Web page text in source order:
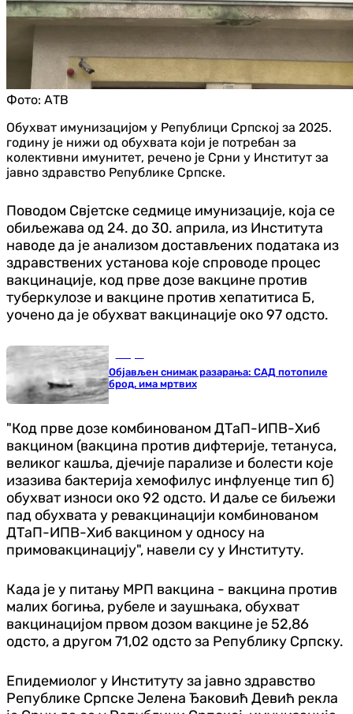
Фото: АТВ
Обухват имунизацијом у Републици Српској за 2025.
годину је нижи од обухвата који је потребан за
колективни имунитет, речено је Срни у Институт за
јавно здравство Републике Српске.
Поводом Свјетске седмице имунизације, која се
обиљежава од 24. до 30. априла, из Института
наводе да је анализом достављених података из
здравствених установа које спроводе процес
вакцинације, код прве дозе вакцине против
туберкулозе и вакцине против хепатитиса Б,
уочено да је обухват вакцинације око 97 одсто.
Објављен снимак разарања: САД потопиле
брод, има мртвих
"Код прве дозе комбинованом ДТаП-ИПВ-Хиб
вакцином (вакцина против дифтерије, тетануса,
великог кашља, дјечије парализе и болести које
изазива бактерија хемофилус инфлуенце тип б)
обухват износи око 92 одсто. И даље се биљежи
пад обухвата у ревакцинацији комбинованом
ДТаП-ИПВ-Хиб вакцином у односу на
примовакцинацију", навели су у Институту.
Када је у питању МРП вакцина - вакцина против
малих богиња, рубеле и заушњака, обухват
вакцинацијом првом дозом вакцине је 52,86
одсто, а другом 71,02 одсто за Републику Српску.
Епидемиолог у Институту за јавно здравство
Републике Српске Јелена Ђаковић Девић рекла